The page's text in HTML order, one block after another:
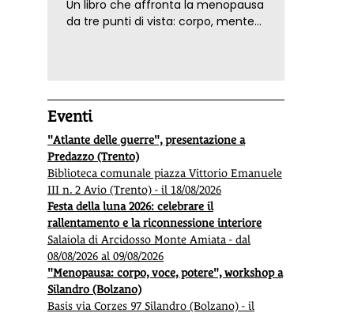
Un libro che affronta la menopausa
da tre punti di vista: corpo, mente
Eventi
"Atlante delle guerre", presentazione a
Predazzo (Trento)
Biblioteca comunale piazza Vittorio Emanuele
III n. 2 Avio (Trento) - il 18/08/2026
Festa della luna 2026: celebrare il
rallentamento e la riconnessione interiore
Salaiola di Arcidosso Monte Amiata - dal
08/08/2026 al 09/08/2026
"Menopausa: corpo, voce, potere", workshop a
Silandro (Bolzano)
Basis via Corzes 97 Silandro (Bolzano) - il